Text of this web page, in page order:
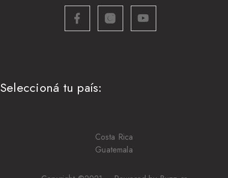
Seleccioná tu país:
Costa Rica
Guatemala